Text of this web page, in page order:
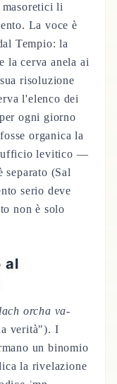
li
La voce è
Tempio: la
la cerva anela ai
risoluzione
l'elenco dei
ogni giorno
organica la
ufficio levitico —
separato (Sal
serio deve
non è solo
al
orcha va-
verità"). I
un binomio
la rivelazione